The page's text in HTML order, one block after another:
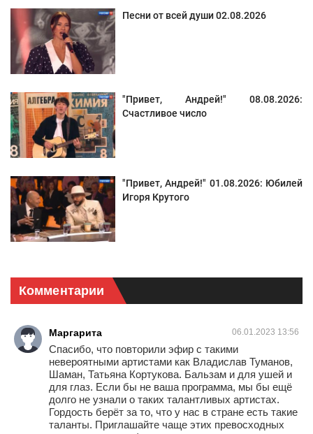
Песни от всей души 02.08.2026
"Привет, Андрей!" 08.08.2026:
Счастливое число
"Привет, Андрей!" 01.08.2026: Юбилей
Игоря Крутого
Комментарии
Маргарита 06.01.2023 13:56
Спасибо, что повторили эфир с такими
невероятными артистами как Владислав Туманов,
Шаман, Татьяна Кортукова. Бальзам и для ушей и
для глаз. Если бы не ваша программа, мы бы ещё
долго не узнали о таких талантливых артистах.
Гордость берёт за то, что у нас в стране есть такие
таланты. Приглашайте чаще этих превосходных